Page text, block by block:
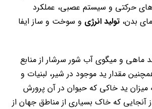
های حرکتی و سیستم عصبی، عملکرد
بدن،تولید انرژی و سوخت و ساز ایفا
ماهی و میگوی آب شور سرشار از منابع
مقدار ید موجود در شیر، لبنیات و
میزان ید خاکی که حیوان در آن پرورش
آنجایی که خاک بسیاری از مناطق جهان از